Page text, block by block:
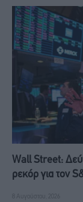
Wall Street:
ρεκόρ για τον
8 Αυγούστου, 2026